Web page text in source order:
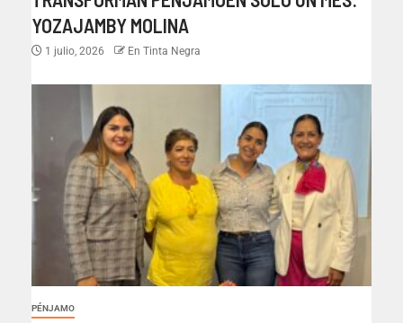
YOZAJAMBY MOLINA
1 julio, 2026 En Tinta Negra
PÉNJAMO